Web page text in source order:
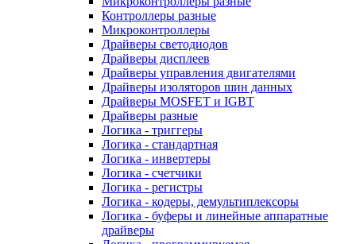
Контроллеры разные
Микроконтроллеры
Драйверы светодиодов
Драйверы дисплеев
Драйверы управления двигателями
Драйверы изоляторов шин данных
Драйверы MOSFET и IGBT
Драйверы разные
Логика - триггеры
Логика - стандартная
Логика - инвертеры
Логика - счетчики
Логика - регистры
Логика - кодеры, демультиплексоры
Логика - буферы и линейные аппаратные
драйверы